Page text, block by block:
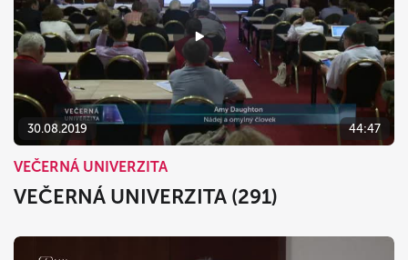
30.08.2019 44:47
VEČERNÁ UNIVERZITA
VEČERNÁ UNIVERZITA (291)